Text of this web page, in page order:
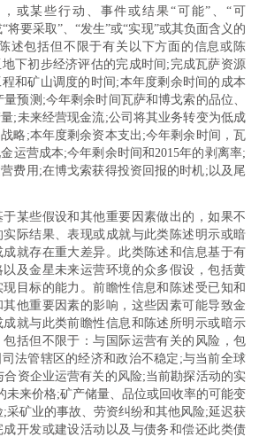
或某些行动、事件或结果“可能”、“可
将要采取”、“发生”或“实现”或其负面含义的
述包括但不限于有关以下方面的信息或陈
下初步经济评估的完成时间;完成瓦萨资源
和矿山调度的时间;本年度剩余时间的成本
预测;今年剩余时间瓦萨和博戈索的品位、
;未来经营现金流;公司将其业务转变为低成
略;本年度剩余资本支出;今年剩余时间，瓦
运营成本;今年剩余时间和2015年的剥离率;
费用;在博戈索获得投资回报的时机;以及尾
某些假设和其他重要因素做出的，如果不
际结果、表现或成就与此类陈述明示或暗
就存在重大差异。此类陈述和信息基于有
及金星未来运营环境的众多假设，包括黄
目标的能力。前瞻性信息和陈述受已知和
他重要因素的影响，这些因素可能导致金
就与此类前瞻性信息和陈述所明示或暗示
括但不限于：与国际运营有关的风险，包
法管辖区的经济和政治不稳定;与当前全球
资企业运营有关的风险;当前勘探活动的实
未来价格;矿产储量、品位或回收率的可能变
采矿业的事故、劳资纠纷和其他风险;延迟获
开发或建设活动以及与债务和偿还此类债